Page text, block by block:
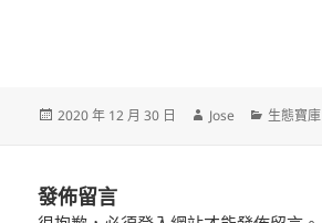
發
2020 年 12 月 30 日
作
Jose
分
生態寶庫
發佈留言